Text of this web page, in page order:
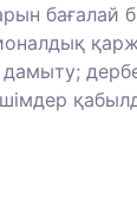
бағалай